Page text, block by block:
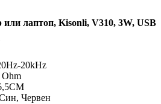
лаптоп, Kisonli, V310, 3W, USB
20kHz
Червен